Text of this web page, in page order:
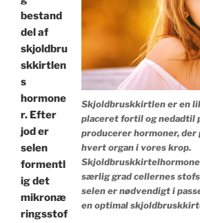
Skjoldbruskkirtlen er en
placeret fortil og nedadtil
producerer hormoner,
hvert organ i vores krop.
særlig grad cellernes
selen er nødvendigt i
en optimal
bestand
del af
skjoldbru
skkirtlen
s
hormone
r. Efter
jod er
selen
formentl
ig det
mikronæ
ringsstof